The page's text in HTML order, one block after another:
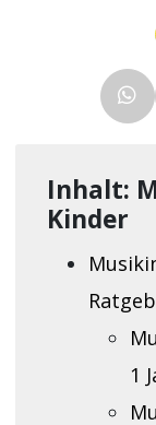
Inhalt:
Kinder
1